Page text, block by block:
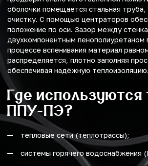
оболочки помещается стальная
очистку. С помощью центраторов
положение по оси. Зазор между
двухкомпонентным пенополиуретаном
процессе вспенивания материал
распределяется, плотно заполняя
обеспечивая надёжную теплоизоляцию.
Где используются
ППУ-ПЭ?
тепловые сети (теплотрассы);
системы горячего водоснабжения